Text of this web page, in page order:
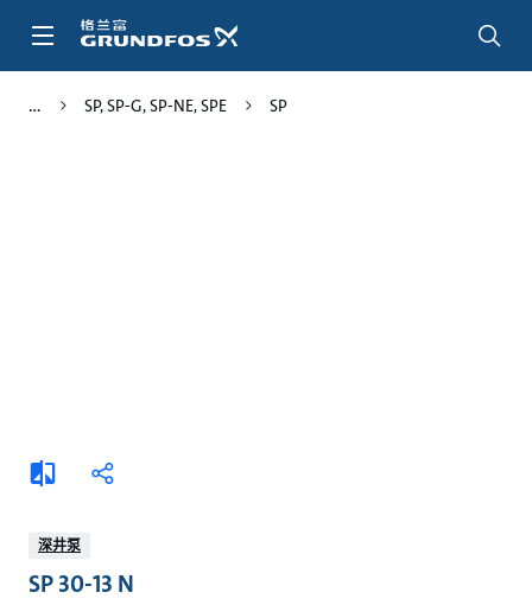
SP, SP-G, SP-NE, SPE SP
添
加
较
分
深井泵
SP 30-13 N